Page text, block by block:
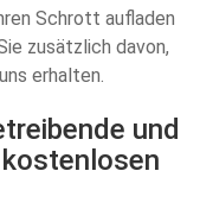
Schrott aufladen
zusätzlich davon,
erhalten.
und